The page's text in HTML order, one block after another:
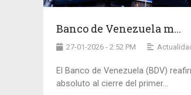
Banco de Venezuela m...
27-01-2026 - 2:52 PM
El Banco de Venezuela (BDV)
absoluto al cierre del primer...